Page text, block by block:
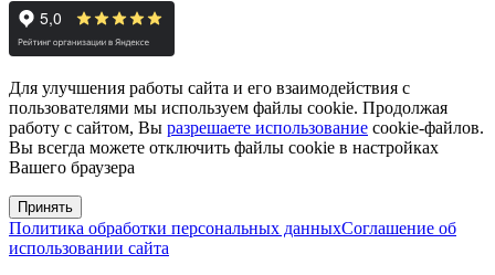
Для улучшения работы сайта и его взаимодействия с
пользователями мы используем файлы cookie. Продолжая
работу с сайтом, Вы разрешаете использование cookie-файлов.
Вы всегда можете отключить файлы cookie в настройках
Вашего браузера
Принять
Политика обработки персональных данныхСоглашение об
использовании сайта